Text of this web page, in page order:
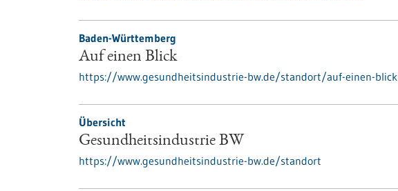
Baden-Württemberg
Auf einen Blick
https://www.gesundheitsindustrie-bw.de/standort/auf-einen-blick
Übersicht
Gesundheitsindustrie BW
https://www.gesundheitsindustrie-bw.de/standort